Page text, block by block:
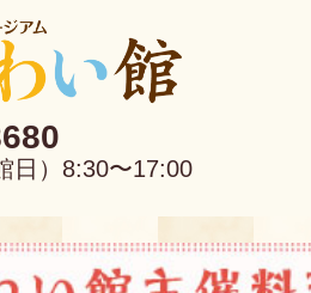
日）8:30〜17:00